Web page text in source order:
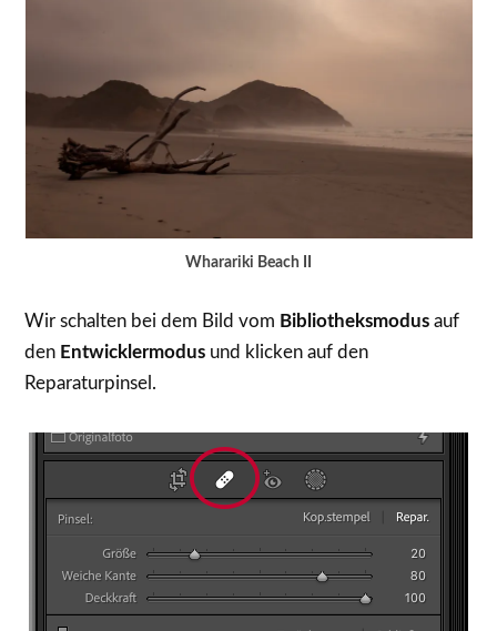
Wharariki Beach II
Wir schalten bei dem Bild vom Bibliotheksmodusauf
den Entwicklermodus und klicken auf den
Reparaturpinsel.